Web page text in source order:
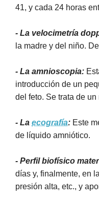
41, y cada 24 horas
- La velocimetría
la madre y del niño.
- La amnioscopia:
introducción de un
del feto. Se trata de
- La ecografía: Este
de líquido amniótico.
- Perfil biofísico
días y, finalmente, en
presión alta, etc., y